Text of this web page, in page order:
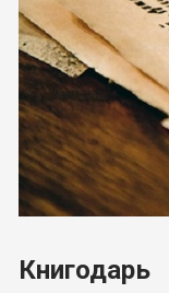
Книгодарь